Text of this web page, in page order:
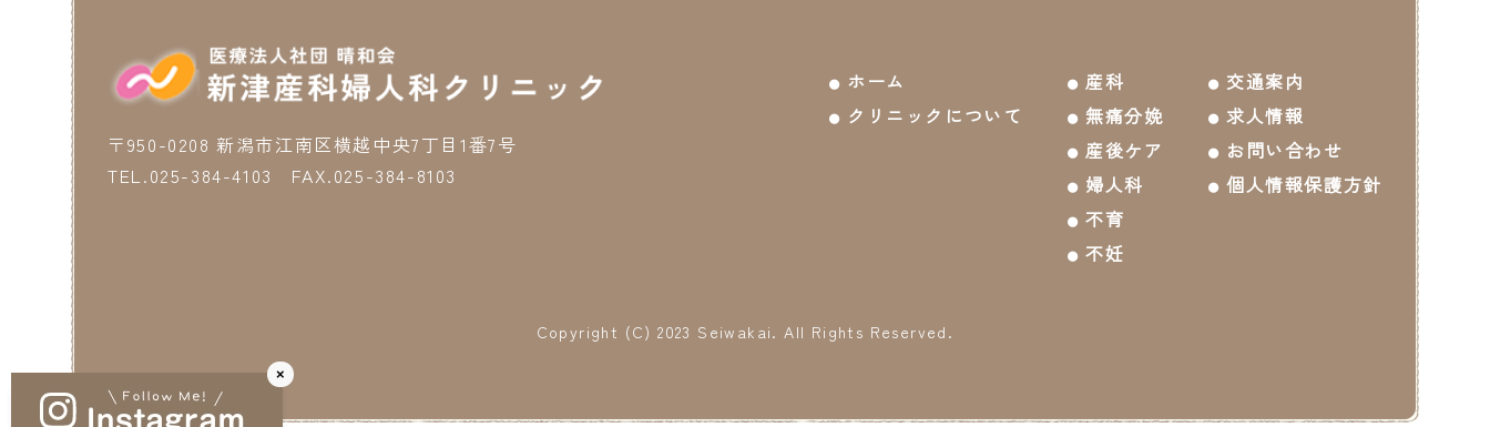
〒950-0208 新潟市江南区横越中央7丁目1番7号
TEL.025-384-4103 FAX.025-384-8103
ホーム
クリニックについて
産科
無痛分娩
産後ケア
婦人科
不育
不妊
交通案内
求人情報
お問い合わせ
個人情報保護方針
Copyright (C) 2023 Seiwakai. All Rights Reserved.
×